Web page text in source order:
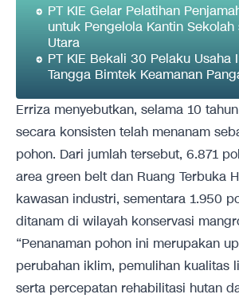
PT KIE Gelar Pelatihan
untuk Pengelola Kantin
Utara
PT KIE Bekali 30 Pelaku Usaha
Tangga Bimtek Keamanan
Erriza menyebutkan, selama 10
secara konsisten telah menanam
pohon. Dari jumlah tersebut, 6.871
area green belt dan Ruang Terbuka
kawasan industri, sementara 1.950
ditanam di wilayah konservasi
“Penanaman pohon ini merupakan
perubahan iklim, pemulihan kualitas
serta percepatan rehabilitasi hutan